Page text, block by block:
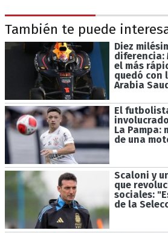
También te puede
Diez
diferencia:
el más
quedó con
Arabia
El
La Pampa:
de una
Scaloni y
que
sociales:
de la